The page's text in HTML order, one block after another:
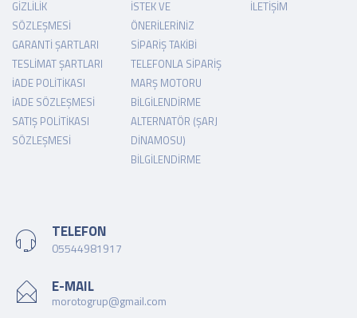
GIZLILIK
SÖZLEŞMESI
GARANTI ŞARTLARI
TESLIMAT ŞARTLARI
İADE POLITIKASI
İADE SÖZLEŞMESI
SATIŞ POLITIKASI
SÖZLEŞMESI
İSTEK VE
ÖNERILERINIZ
SIPARIŞ TAKIBI
TELEFONLA SIPARIŞ
MARŞ MOTORU
BILGILENDIRME
ALTERNATÖR (ŞARJ
DINAMOSU)
BILGILENDIRME
İLETIŞIM
TELEFON
05544981917
E-MAIL
morotogrup@gmail.com